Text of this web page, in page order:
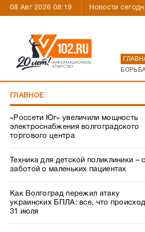
08 Авг 2026 08:19 Новости
ГЛАВНОЕ
«Россети Юг» увеличили мощность
электроснабжения волгоградского
торгового центра
Техника для детской поликлиники – с
заботой о маленьких пациентах
Как Волгоград пережил атаку
украинских БПЛА: все, что
31 июля